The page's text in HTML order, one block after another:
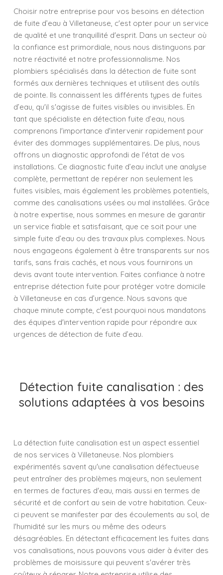
Choisir notre entreprise pour vos besoins en détection
de fuite d’eau à Villetaneuse, c'est opter pour un service
de qualité et une tranquillité d'esprit. Dans un secteur où
la confiance est primordiale, nous nous distinguons par
notre réactivité et notre professionnalisme. Nos
plombiers spécialisés dans la détection de fuite sont
formés aux dernières techniques et utilisent des outils
de pointe. Ils connaissent les différents types de fuites
d’eau, qu'il s'agisse de fuites visibles ou invisibles. En
tant que spécialiste en détection fuite d’eau, nous
comprenons l'importance d'intervenir rapidement pour
éviter des dommages supplémentaires. De plus, nous
offrons un diagnostic approfondi de l'état de vos
installations. Ce diagnostic fuite d’eau inclut une analyse
complète, permettant de repérer non seulement les
fuites visibles, mais également les problèmes potentiels,
comme des canalisations usées ou mal installées. Grâce
à notre expertise, nous sommes en mesure de garantir
un service fiable et satisfaisant, que ce soit pour une
simple fuite d’eau ou des travaux plus complexes. Nous
nous engageons également à être transparents sur nos
tarifs, sans frais cachés, et nous vous fournirons un
devis avant toute intervention. Faites confiance à notre
entreprise détection fuite pour protéger votre domicile
à Villetaneuse en cas d’urgence. Nous savons que
chaque minute compte, c'est pourquoi nous mandatons
des équipes d'intervention rapide pour répondre aux
urgences de détection de fuite d’eau.
Détection fuite canalisation : des
solutions adaptées à vos besoins
La détection fuite canalisation est un aspect essentiel
de nos services à Villetaneuse. Nos plombiers
expérimentés savent qu'une canalisation défectueuse
peut entraîner des problèmes majeurs, non seulement
en termes de factures d'eau, mais aussi en termes de
sécurité et de confort au sein de votre habitation. Ceux-
ci peuvent se manifester par des écoulements au sol, de
l'humidité sur les murs ou même des odeurs
désagréables. En détectant efficacement les fuites dans
vos canalisations, nous pouvons vous aider à éviter des
problèmes de moisissure qui peuvent s'avérer très